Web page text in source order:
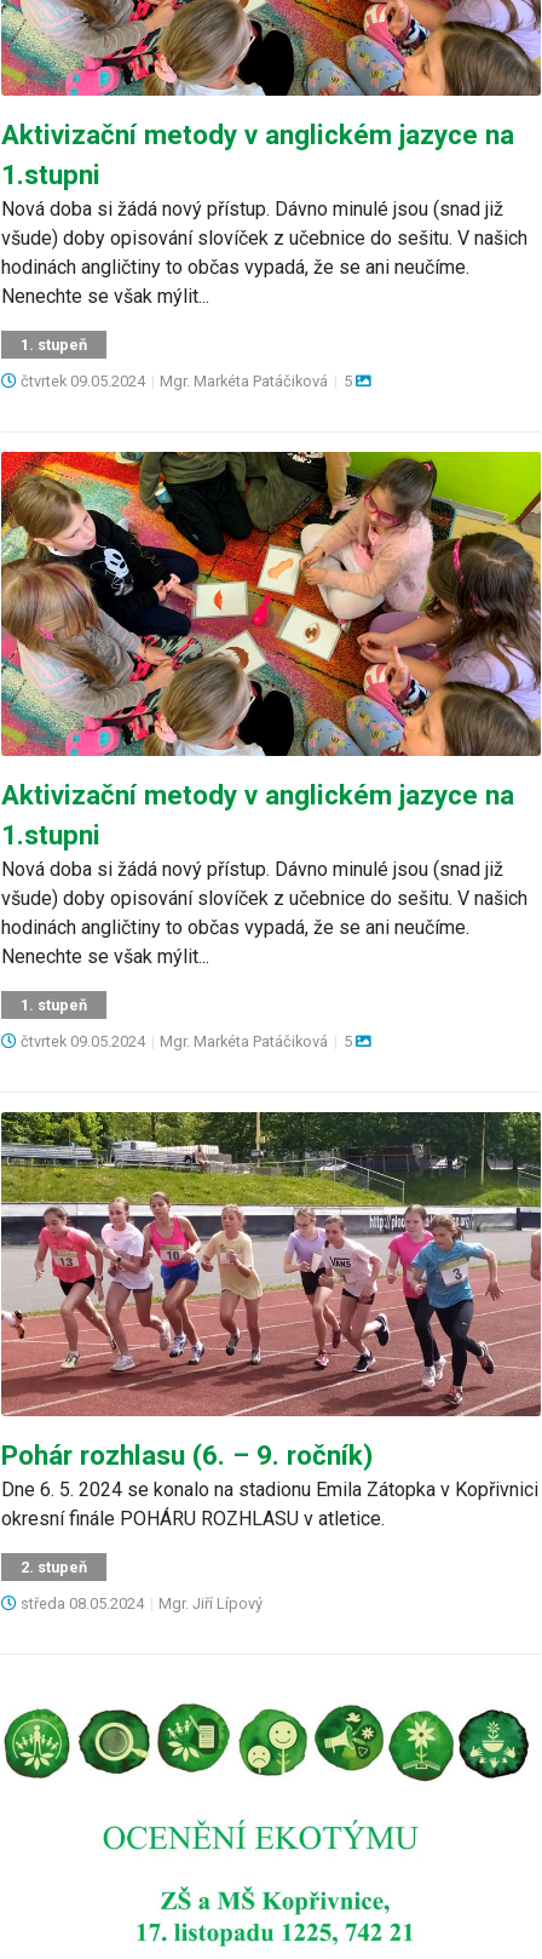
Aktivizační metody v anglickém jazyce na
1.stupni
Nová doba si žádá nový přístup. Dávno minulé jsou (snad již
všude) doby opisování slovíček z učebnice do sešitu. V našich
hodinách angličtiny to občas vypadá, že se ani neučíme.
Nenechte se však mýlit...
1. stupeň
čtvrtek 09.05.2024 | Mgr. Markéta Patáčiková | 5
Aktivizační metody v anglickém jazyce na
1.stupni
Nová doba si žádá nový přístup. Dávno minulé jsou (snad již
všude) doby opisování slovíček z učebnice do sešitu. V našich
hodinách angličtiny to občas vypadá, že se ani neučíme.
Nenechte se však mýlit...
1. stupeň
čtvrtek 09.05.2024 | Mgr. Markéta Patáčiková | 5
Pohár rozhlasu (6. – 9. ročník)
Dne 6. 5. 2024 se konalo na stadionu Emila Zátopka v Kopřivnici
okresní finále POHÁRU ROZHLASU v atletice.
2. stupeň
středa 08.05.2024 | Mgr. Jiří Lípový